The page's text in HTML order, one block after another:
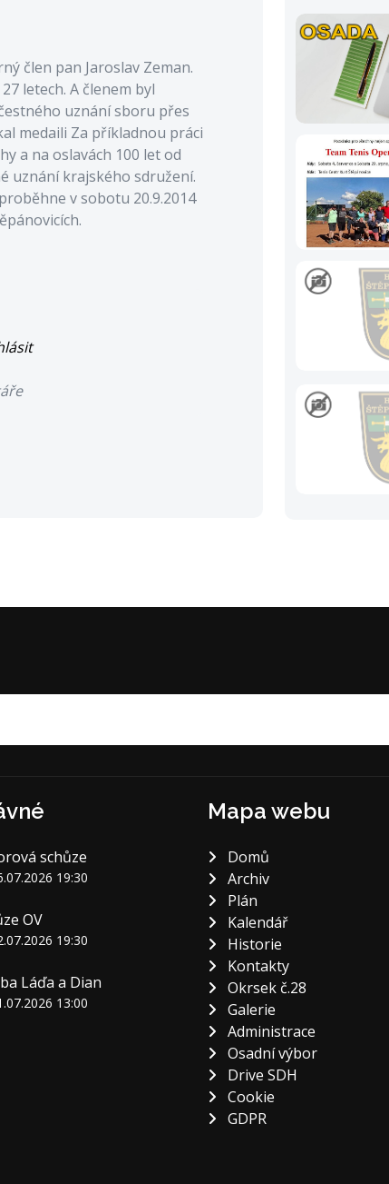
člen pan Jaroslav Zeman.
letech. A členem byl
uznání sboru přes
medaili Za příkladnou práci
a na oslavách 100 let od
uznání krajského sdružení.
v sobotu 20.9.2014
schůze
19:30
OV
19:30
Láďa a Dian
13:00
Mapa webu
Domů
Archiv
Plán
Kalendář
Historie
Kontakty
Okrsek č.28
Galerie
Administrace
Osadní výbor
Drive SDH
Cookie
GDPR